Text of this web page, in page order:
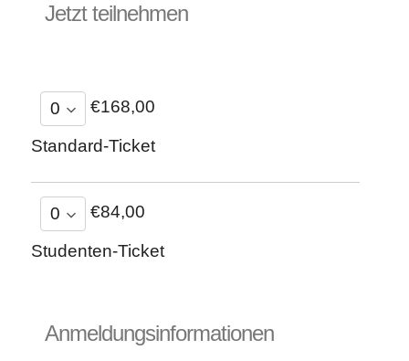
Jetzt teilnehmen
€168,00
Standard-Ticket
€84,00
Studenten-Ticket
Anmeldungsinformationen